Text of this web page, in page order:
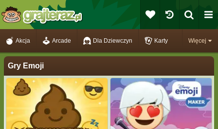
Więcej
Akcja Arcade Dla Dziewczyn Karty
Gry Emoji